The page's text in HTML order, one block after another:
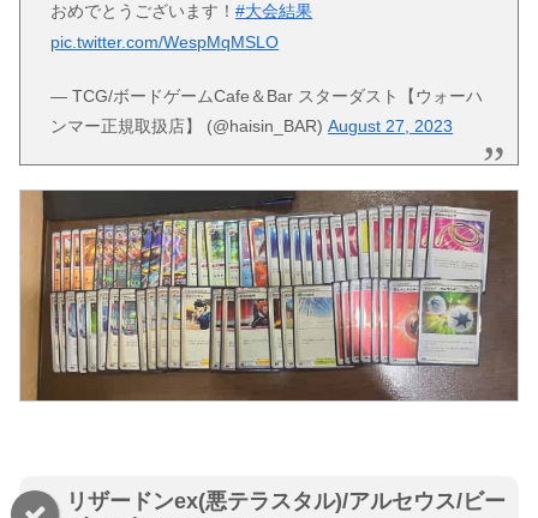
おめでとうございます！#大会結果
pic.twitter.com/WespMqMSLO
— TCG/ボードゲームCafe＆Bar スターダスト【ウォーハ
ンマー正規取扱店】 (@haisin_BAR)August 27, 2023
リザードンex(悪テラスタル)/アルセウス/ビー